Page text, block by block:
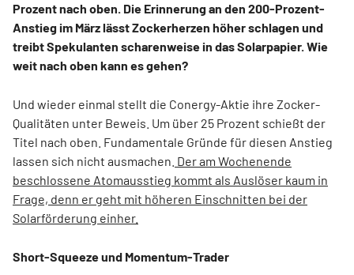
Prozent nach oben. Die Erinnerung an den 200-Prozent-
Anstieg im März lässt Zockerherzen höher schlagen und
treibt Spekulanten scharenweise in das Solarpapier. Wie
weit nach oben kann es gehen?
Und wieder einmal stellt die Conergy-Aktie ihre Zocker-
Qualitäten unter Beweis. Um über 25 Prozent schießt der
Titel nach oben. Fundamentale Gründe für diesen Anstieg
lassen sich nicht ausmachen. Der am Wochenende
beschlossene Atomausstieg kommt als Auslöser kaum in
Frage, denn er geht mit höheren Einschnitten bei der
Solarförderung einher.
Short-Squeeze und Momentum-Trader